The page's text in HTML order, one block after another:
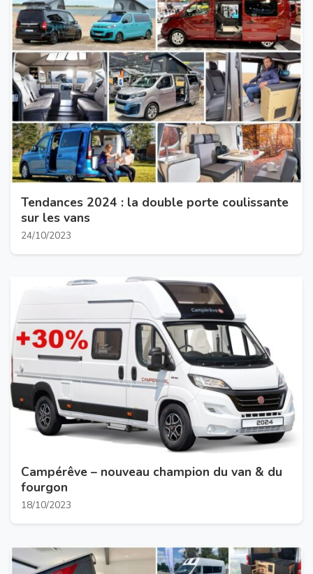
Tendances 2024 : la double porte coulissante
sur les vans
24/10/2023
Campérêve – nouveau champion du van & du
fourgon
18/10/2023